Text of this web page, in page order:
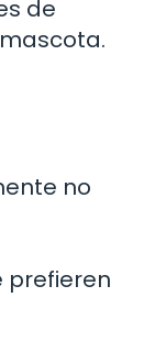
de
no
prefieren